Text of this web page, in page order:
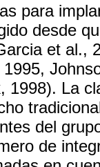
para
desde
et al.,
1998). La
del
de